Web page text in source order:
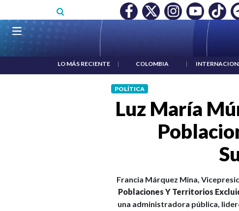
MÍNIMO NO DESTRUYÓ EMPLEO: JP MORGAN | "HABLAR NO ES
Navegación principal
LO MÁS RECIENTE | COLOMBIA |
POLÍTICA
Luz María
Francia Márquez Mina,
Poblaciones Y Territorios
una administradora pública,